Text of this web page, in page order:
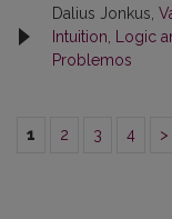
Dalius Jonkus,
Intuition, Logic
Problemos
1 2 3 4 >